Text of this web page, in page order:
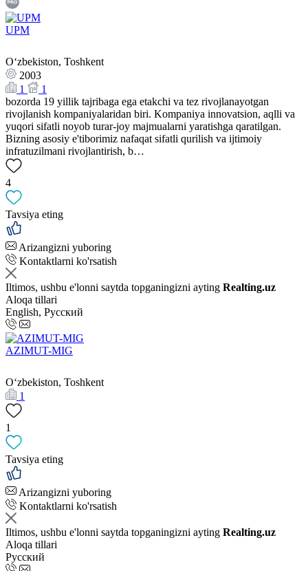
UPM
Oʻzbekiston, Toshkent
2003
1
1
bozorda 19 yillik tajribaga ega etakchi va tez rivojlanayotgan
rivojlanish kompaniyalaridan biri. Kompaniya innovatsion, aqlli va
yuqori sifatli noyob turar-joy majmualarni yaratishga qaratilgan.
Bizning asosiy e'tiborimiz nafaqat sifatli qurilish va ijtimoiy
infratuzilmani rivojlantirish, b…
4
Tavsiya eting
Arizangizni yuboring
Kontaktlarni ko'rsatish
Iltimos, ushbu e'lonni saytda topganingizni ayting Realting.uz
Aloqa tillari
English, Русский
AZIMUT-MIG
Oʻzbekiston, Toshkent
1
1
Tavsiya eting
Arizangizni yuboring
Kontaktlarni ko'rsatish
Iltimos, ushbu e'lonni saytda topganingizni ayting Realting.uz
Aloqa tillari
Русский